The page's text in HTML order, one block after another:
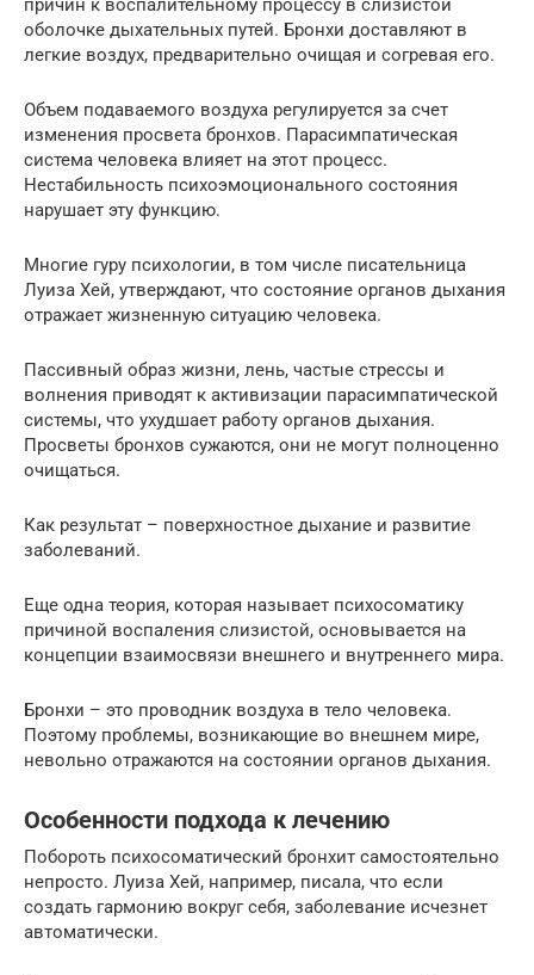
причин к воспалительному процессу в слизистой
оболочке дыхательных путей. Бронхи доставляют в
легкие воздух, предварительно очищая и согревая его.
Объем подаваемого воздуха регулируется за счет
изменения просвета бронхов. Парасимпатическая
система человека влияет на этот процесс.
Нестабильность психоэмоционального состояния
нарушает эту функцию.
Многие гуру психологии, в том числе писательница
Луиза Хей, утверждают, что состояние органов дыхания
отражает жизненную ситуацию человека.
Пассивный образ жизни, лень, частые стрессы и
волнения приводят к активизации парасимпатической
системы, что ухудшает работу органов дыхания.
Просветы бронхов сужаются, они не могут полноценно
очищаться.
Как результат – поверхностное дыхание и развитие
заболеваний.
Еще одна теория, которая называет психосоматику
причиной воспаления слизистой, основывается на
концепции взаимосвязи внешнего и внутреннего мира.
Бронхи – это проводник воздуха в тело человека.
Поэтому проблемы, возникающие во внешнем мире,
невольно отражаются на состоянии органов дыхания.
Особенности подхода к лечению
Побороть психосоматический бронхит самостоятельно
непросто. Луиза Хей, например, писала, что если
создать гармонию вокруг себя, заболевание исчезнет
автоматически.